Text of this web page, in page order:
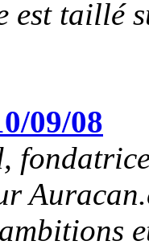
est taillé
09/08